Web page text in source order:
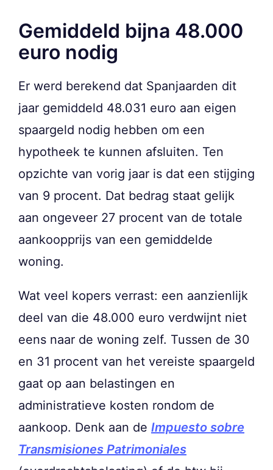
Gemiddeld bijna 48.000
euro nodig
Er werd berekend dat Spanjaarden dit
jaar gemiddeld 48.031 euro aan eigen
spaargeld nodig hebben om een
hypotheek te kunnen afsluiten. Ten
opzichte van vorig jaar is dat een stijging
van 9 procent. Dat bedrag staat gelijk
aan ongeveer 27 procent van de totale
aankoopprijs van een gemiddelde
woning.
Wat veel kopers verrast: een aanzienlijk
deel van die 48.000 euro verdwijnt niet
eens naar de woning zelf. Tussen de 30
en 31 procent van het vereiste spaargeld
gaat op aan belastingen en
administratieve kosten rondom de
aankoop. Denk aan de Impuesto sobre
Transmisiones Patrimoniales